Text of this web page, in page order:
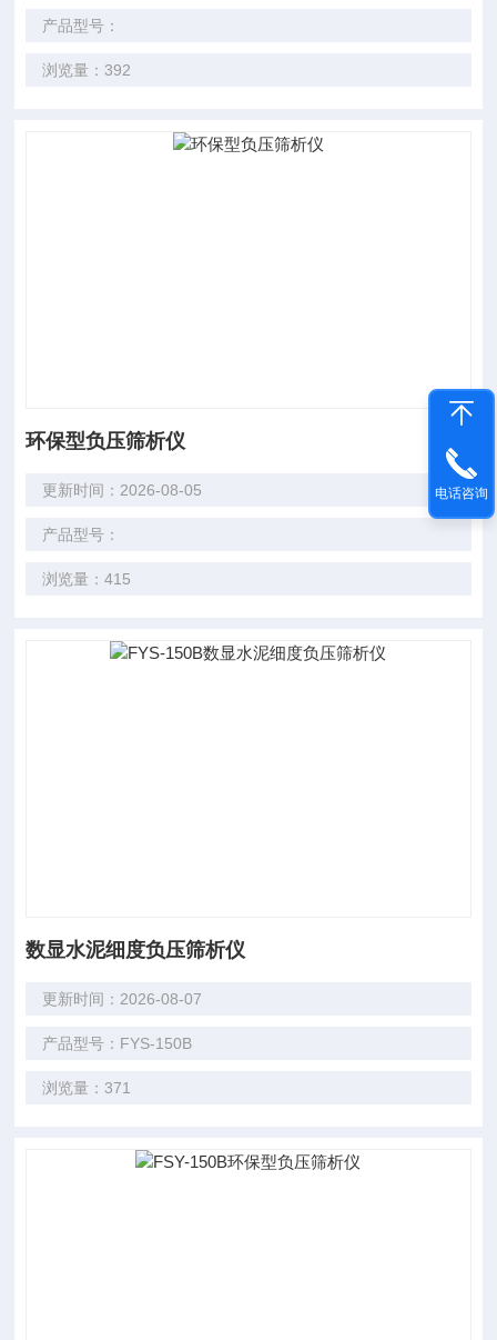
产品型号：
浏览量：392
环保型负压筛析仪
更新时间：2026-08-05
产品型号：
浏览量：415
数显水泥细度负压筛析仪
更新时间：2026-08-07
产品型号：FYS-150B
浏览量：371
电话咨询